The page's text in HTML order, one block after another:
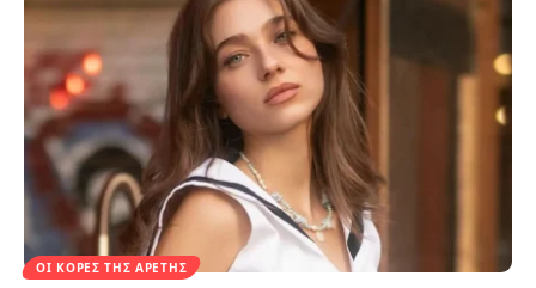
ΟΙ ΚΌΡΕΣ ΤΗΣ ΑΡΕΤΉΣ